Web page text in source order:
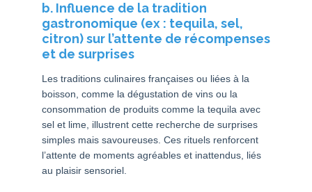
b. Influence de la tradition
gastronomique (ex : tequila, sel,
citron) sur l’attente de récompenses
et de surprises
Les traditions culinaires françaises ou liées à la
boisson, comme la dégustation de vins ou la
consommation de produits comme la tequila avec
sel et lime, illustrent cette recherche de surprises
simples mais savoureuses. Ces rituels renforcent
l’attente de moments agréables et inattendus, liés
au plaisir sensoriel.